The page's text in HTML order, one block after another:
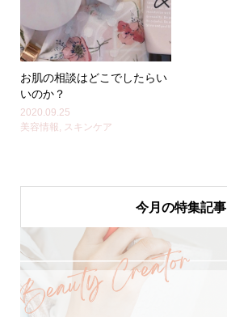
お肌の相談はどこでしたらい
いのか？
2020.09.25
美容情報
スキンケア
今月の特集記事